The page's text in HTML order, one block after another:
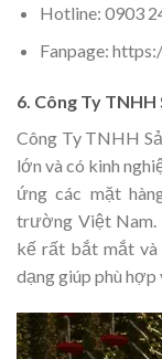
Hotline: 0903
Fanpage:
6. Công Ty
Công Ty TNHH
lớn và có kinh
ứng các mặt
trường Việt Nam.
kế rất bắt mắt và
dạng giúp phù hợp